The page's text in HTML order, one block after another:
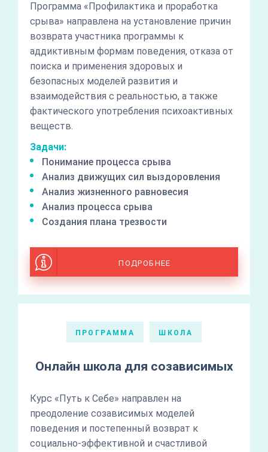
Программа «Профилактика и проработка
срыва» направлена на установление причин
возврата участника программы к
аддиктивным формам поведения, отказа от
поиска и применения здоровых и
безопасных моделей развития и
взаимодействия с реальностью, а также
фактического употребления психоактивных
веществ.
Задачи:
Понимание процесса срыва
Анализ движущих сил выздоровления
Анализ жизненного равновесия
Анализ процесса срыва
Создания плана трезвости
ПОДРОБНЕЕ
ПРОГРАММА ШКОЛА
Онлайн школа для созависимых
Курс «Путь к Себе» направлен на
преодоление созависимых моделей
поведения и постепенный возврат к
социально-эффективной и счастливой